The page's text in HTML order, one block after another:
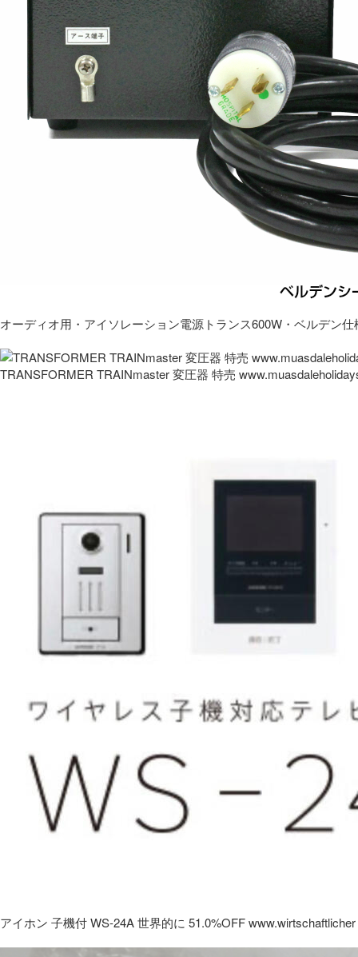
オーディオ用・アイソレーション電源トランス600W・ベルデン仕
TRANSFORMER TRAINmaster 変圧器 特売
アイホン 子機付 WS-24A 世界的に 51.0%OFF www.wirtschaftlicher